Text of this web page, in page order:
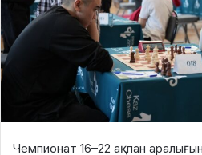
Чемпионат 16–22 ақпан